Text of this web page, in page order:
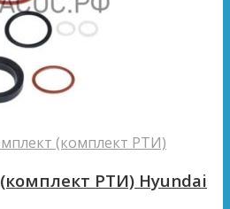
(комплект РТИ)
РТИ) Hyundai